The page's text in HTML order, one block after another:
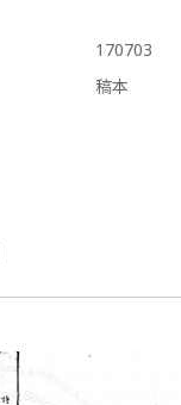
170703
稿本